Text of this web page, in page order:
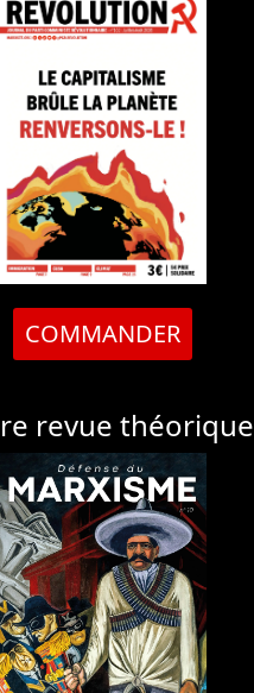
COMMANDER
revue théorique